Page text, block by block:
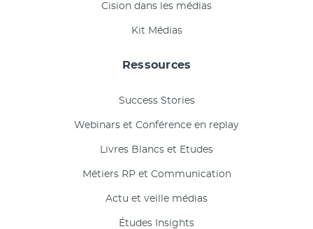
Cision dans les médias
Kit Médias
Ressources
Success Stories
Webinars et Conférence en replay
Livres Blancs et Etudes
Métiers RP et Communication
Actu et veille médias
Études Insights